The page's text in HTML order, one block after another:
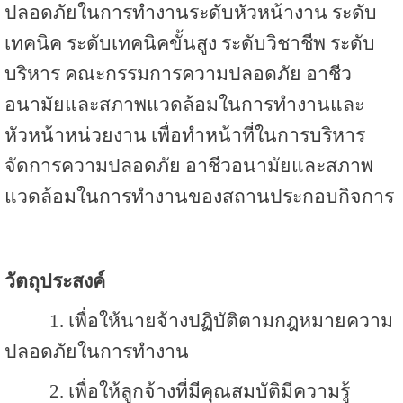
ปลอดภัยในการทำงานระดับหัวหน้างาน ระดับ
เทคนิค ระดับเทคนิคขั้นสูง ระดับวิชาชีพ ระดับ
บริหาร คณะกรรมการความปลอดภัย อาชีว
อนามัยและสภาพแวดล้อมในการทำงานและ
หัวหน้าหน่วยงาน เพื่อทำหน้าที่ในการบริหาร
จัดการความปลอดภัย อาชีวอนามัยและสภาพ
แวดล้อมในการทำงานของสถานประกอบกิจการ
วัตถุประสงค์
1. เพื่อให้นายจ้างปฏิบัติตามกฎหมายความ
ปลอดภัยในการทำงาน
2. เพื่อให้ลูกจ้างที่มีคุณสมบัติมีความรู้